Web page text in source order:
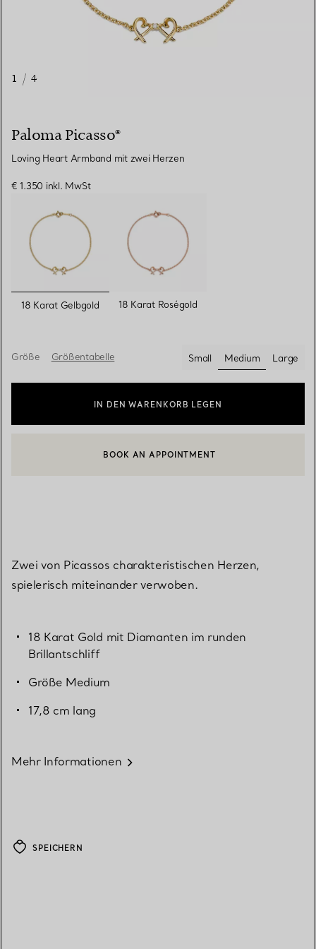
1 / 4
Paloma Picasso®
Loving Heart Armband mit zwei Herzen
€ 1.350 inkl. MwSt
ausgewählt
18 Karat Gelbgold 18 Karat Roségold
Größe Größentabelle Small
Medium
ausgewählt
Large
IN DEN WARENKORB LEGEN
EINEN KUNDENBERATER KONTAKTIEREN ODER EINEN
BOOK AN APPOINTMENT
Zwei von Picassos charakteristischen Herzen,
spielerisch miteinander verwoben.
18 Karat Gold mit Diamanten im runden
Brillantschliff
Größe Medium
17,8 cm lang
Mehr Informationen
SPEICHERN